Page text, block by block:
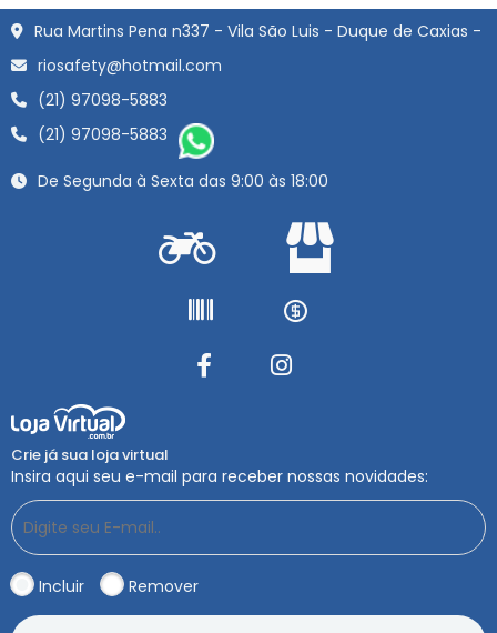
Rua Martins Pena n337 - Vila São Luis - Duque de Caxias -
riosafety@hotmail.com
(21) 97098-5883
(21) 97098-5883
De Segunda à Sexta das 9:00 às 18:00
Crie já sua loja virtual
Insira aqui seu e-mail para receber nossas novidades:
Incluir Remover